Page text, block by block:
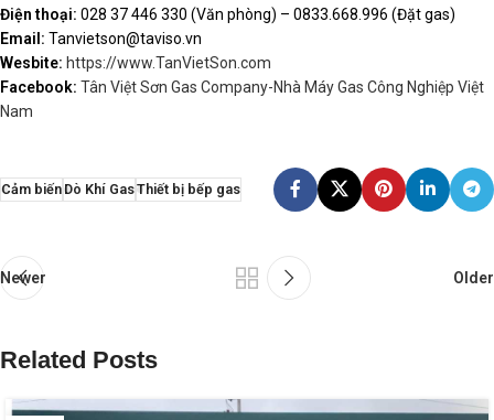
Điện thoại: 028 37 446 330 (Văn phòng) – 0833.668.996 (Đặt gas)
Email: Tanvietson@taviso.vn
Wesbite: https://www.TanVietSon.com
Facebook: Tân Việt Sơn Gas Company-Nhà Máy Gas Công Nghiệp Việt
Nam
Cảm biếnDò Khí GasThiết bị bếp gas
Newer Older
Related Posts